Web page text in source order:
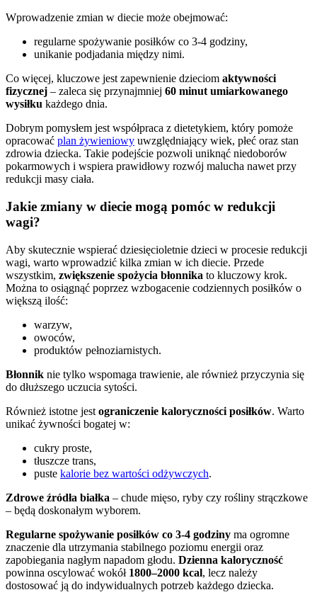
Wprowadzenie zmian w diecie może obejmować:
regularne spożywanie posiłków co 3-4 godziny,
unikanie podjadania między nimi.
Co więcej, kluczowe jest zapewnienie dzieciom aktywności
fizycznej – zaleca się przynajmniej 60 minut umiarkowanego
wysiłku każdego dnia.
Dobrym pomysłem jest współpraca z dietetykiem, który pomoże
opracować plan żywieniowy uwzględniający wiek, płeć oraz stan
zdrowia dziecka. Takie podejście pozwoli uniknąć niedoborów
pokarmowych i wspiera prawidłowy rozwój malucha nawet przy
redukcji masy ciała.
Jakie zmiany w diecie mogą pomóc w redukcji
wagi?
Aby skutecznie wspierać dziesięcioletnie dzieci w procesie redukcji
wagi, warto wprowadzić kilka zmian w ich diecie. Przede
wszystkim, zwiększenie spożycia błonnika to kluczowy krok.
Można to osiągnąć poprzez wzbogacenie codziennych posiłków o
większą ilość:
warzyw,
owoców,
produktów pełnoziarnistych.
Błonnik nie tylko wspomaga trawienie, ale również przyczynia się
do dłuższego uczucia sytości.
Również istotne jest ograniczenie kaloryczności posiłków. Warto
unikać żywności bogatej w:
cukry proste,
tłuszcze trans,
puste kalorie bez wartości odżywczych.
Zdrowe źródła białka – chude mięso, ryby czy rośliny strączkowe
– będą doskonałym wyborem.
Regularne spożywanie posiłków co 3-4 godziny ma ogromne
znaczenie dla utrzymania stabilnego poziomu energii oraz
zapobiegania nagłym napadom głodu. Dzienna kaloryczność
powinna oscylować wokół 1800–2000 kcal, lecz należy
dostosować ją do indywidualnych potrzeb każdego dziecka.